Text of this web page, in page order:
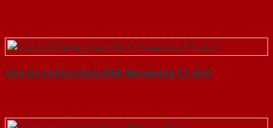
Cửa Gỗ Chống Cháy MDF Melamine P1-SGD